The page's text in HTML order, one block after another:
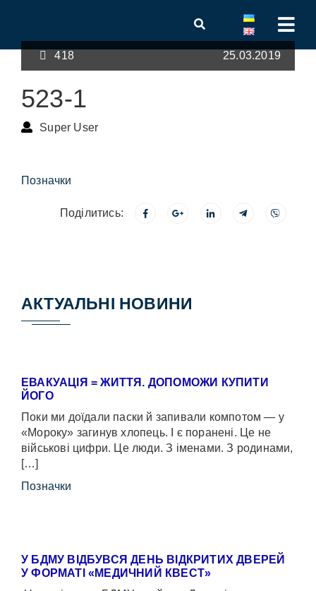
418 25.03.2019
523-1
Super User
Позначки
Поділитись:
АКТУАЛЬНІ НОВИНИ
ЕВАКУАЦІЯ = ЖИТТЯ. ДОПОМОЖИ КУПИТИ
ЙОГО
Поки ми доїдали паски й запивали компотом — у
«Мороку» загинув хлопець. І є поранені. Це не
військові цифри. Це люди. З іменами. З родинами,
[…]
Позначки
У БДМУ ВІДБУВСЯ ДЕНЬ ВІДКРИТИХ ДВЕРЕЙ
У ФОРМАТІ «МЕДИЧНИЙ КВЕСТ»